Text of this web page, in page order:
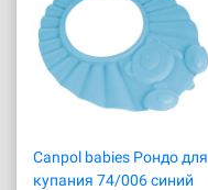
Canpol babies Рондо для
купания 74/006 синий